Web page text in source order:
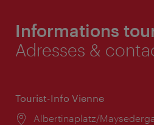
Informations
Adresses &
Tourist-Info Vienne
Lieu:
Albertinaplatz/